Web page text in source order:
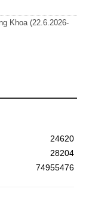
Khoa (22.6.2026-
24620
28204
74955476